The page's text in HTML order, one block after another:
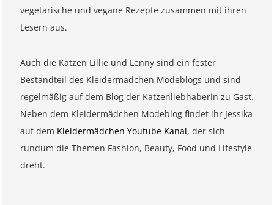
vegetarische und vegane Rezepte zusammen mit ihren
Lesern aus.
Auch die Katzen Lillie und Lenny sind ein fester
Bestandteil des Kleidermädchen Modeblogs und sind
regelmäßig auf dem Blog der Katzenliebhaberin zu Gast.
Neben dem Kleidermädchen Modeblog findet ihr Jessika
auf dem Kleidermädchen Youtube Kanal, der sich
rundum die Themen Fashion, Beauty, Food und Lifestyle
dreht.